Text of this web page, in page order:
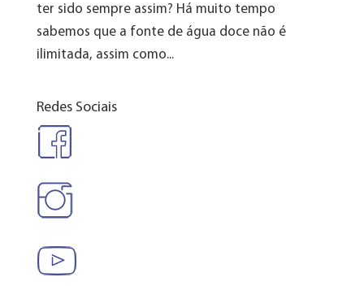
ter sido sempre assim? Há muito tempo
sabemos que a fonte de água doce não é
ilimitada, assim como...
Redes Sociais